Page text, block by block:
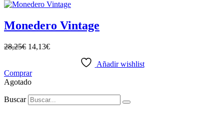
Monedero Vintage
28,25€ 14,13€
Añadir wishlist
Comprar
Agotado
Buscar